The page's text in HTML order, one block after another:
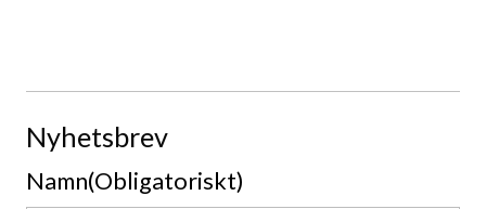
Nyhetsbrev
Namn(Obligatoriskt)